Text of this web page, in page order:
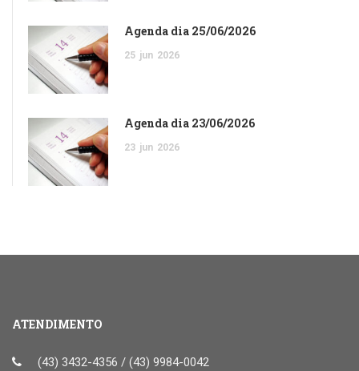
Agenda dia 25/06/2026
25 jun 2026
Agenda dia 23/06/2026
23 jun 2026
ATENDIMENTO
(43) 3432-4356 / (43) 9984-0042